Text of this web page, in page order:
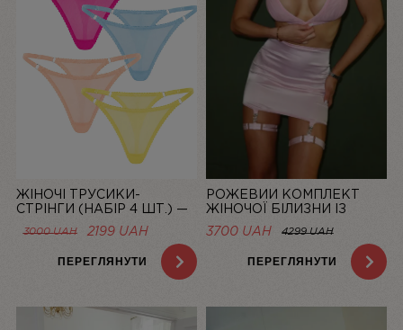
ЖІНОЧІ ТРУСИКИ-
СТРІНГИ (НАБІР 4 ШТ.) —
СІТКА “LA DOLCE VITA”
3000UAH
ОРИГІНАЛЬНА
3000 UAH.
2199 UAHПОТОЧНА
ЦІНА:
2199 UAH.
ПЕРЕГЛЯНУТИ
РОЖЕВИЙ КОМПЛЕКТ
ЖІНОЧОЇ БІЛИЗНИ ІЗ
СІТОЧКИ ЗІ СПІДНИЦЕЮ
BASIC PINK | LINIYA
3700 UAH 4299 UAH
ПЕРЕГЛЯНУТИ